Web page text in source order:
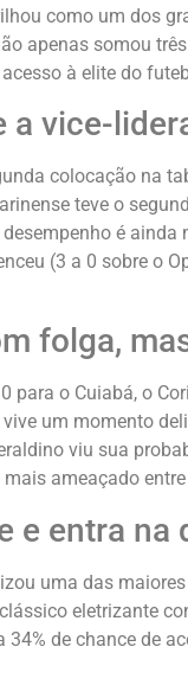
como um dos
apenas somou
à elite do
a vice-
colocação na
teve o
é
(3 a 0 sobre o
folga,
para o Cuiabá, o
um momento
viu sua
ameaçado
e entra na
uma das
eletrizante
34% de chance de